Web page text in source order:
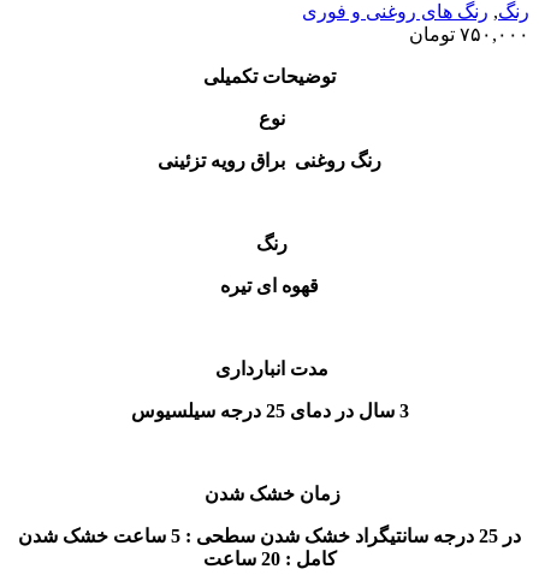
رنگ, رنگ‌ های روغنی و فوری
۷۵۰,۰۰۰ تومان
توضیحات تکمیلی
نوع
رنگ روغنی براق رویه تزئینی
رنگ
قهوه ای تیره
مدت انبارداری
3 سال در دمای 25 درجه سیلسیوس
زمان خشک شدن
در 25 درجه سانتيگراد خشک شدن سطحی : 5 ساعت خشک شدن
کامل : 20 ساعت